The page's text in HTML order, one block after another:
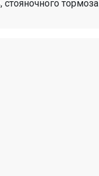
тормоза